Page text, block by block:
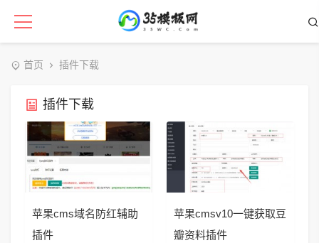
首页 插件下载
插件下载
苹果cms域名防红辅助
插件
苹果cmsv10一键获取豆
瓣资料插件